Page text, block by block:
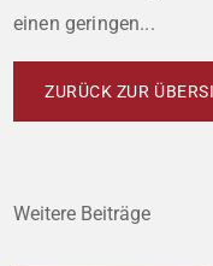
einen geringen...
ZURÜCK ZUR
Weitere Beiträge